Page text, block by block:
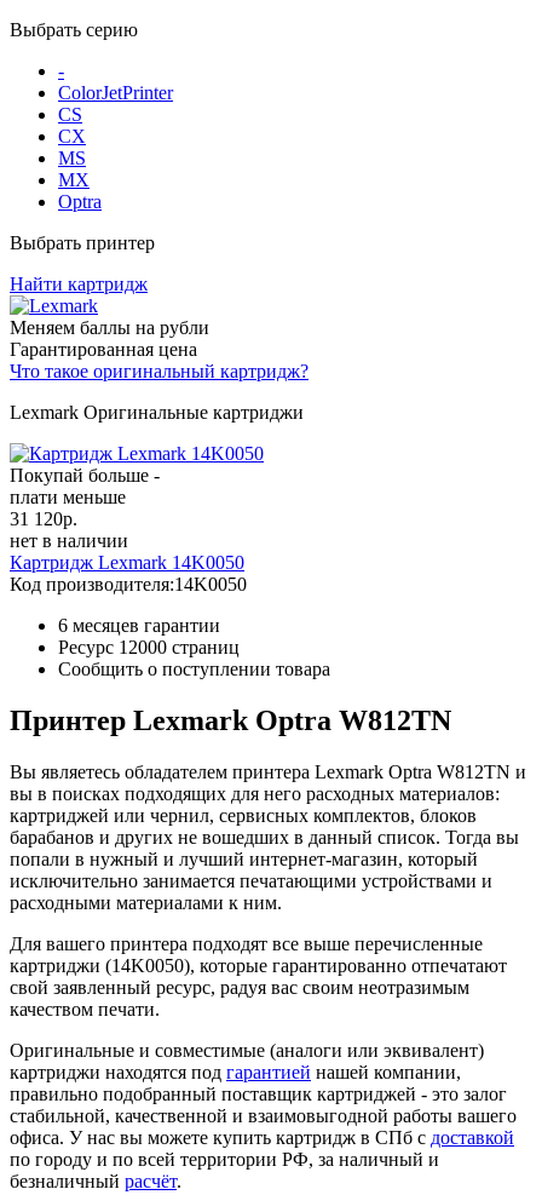
Выбрать серию
-
ColorJetPrinter
CS
CX
MS
MX
Optra
Выбрать принтер
Найти картридж
Меняем баллы на рубли
Гарантированная цена
Что такое оригинальный картридж?
Lexmark Оригинальные картриджи
Покупай больше -
плати меньше
31 120р.
нет в наличии
Картридж Lexmark 14K0050
Код производителя:14K0050
6 месяцев гарантии
Ресурс 12000 страниц
Сообщить о поступлении товара
Принтер Lexmark Optra W812TN
Вы являетесь обладателем принтера Lexmark Optra W812TN и
вы в поисках подходящих для него расходных материалов:
картриджей или чернил, сервисных комплектов, блоков
барабанов и других не вошедших в данный список. Тогда вы
попали в нужный и лучший интернет-магазин, который
исключительно занимается печатающими устройствами и
расходными материалами к ним.
Для вашего принтера подходят все выше перечисленные
картриджи (14K0050), которые гарантированно отпечатают
свой заявленный ресурс, радуя вас своим неотразимым
качеством печати.
Оригинальные и совместимые (аналоги или эквивалент)
картриджи находятся под гарантией нашей компании,
правильно подобранный поставщик картриджей - это залог
стабильной, качественной и взаимовыгодной работы вашего
офиса. У нас вы можете купить картридж в СПб с доставкой
по городу и по всей территории РФ, за наличный и
безналичный расчёт.